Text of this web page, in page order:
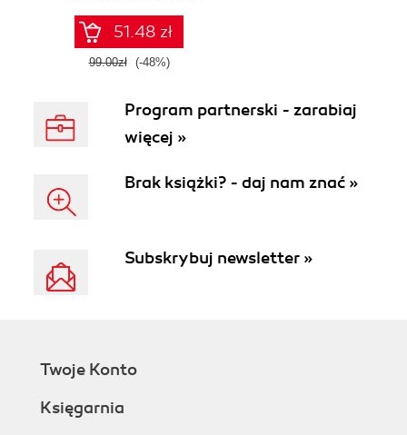
51.48 zł
99.00zł (-48%)
Program partnerski - zarabiaj
więcej »
Brak książki? - daj nam znać »
Subskrybuj newsletter »
Twoje Konto
Księgarnia